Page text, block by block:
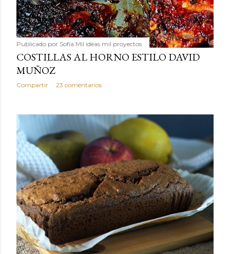
Publicado por Sofía Mil ideas mil proyectos
COSTILLAS AL HORNO ESTILO DAVID
MUÑOZ
Compartir 23 comentarios